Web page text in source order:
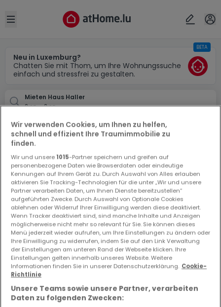
Open sidebar
Neu in Luxemburg?
Chatten Sie mit Thom, um Ihre Wohnungssuche
einfach und stressfrei zu gestalten.
BETA
Mieten Haus Haller
2 sz. - 2 sz.
Suchauftrag
0 2-Schlafzimmer Haus Miet Haus in Haller
Vorschau auf neue Inserate und
Preissenkungen!
Richten Sie einen Alarm für diese Suche ein, um neue
Objekte und Preissenkungen direkt in Ihrem
Posteingang zu erhalten!
Ort
Abbrechen ok
Wir verwenden Cookies, um Ihnen zu helfen,
schnell und effizient Ihre Traumimmobilie zu
finden.
Wir und unsere 1015-Partner speichern und greifen auf
personenbezogene Daten wie Browserdaten oder eindeutige
Kennungen auf Ihrem Gerät zu. Durch Auswahl von Alles erlauben
aktivieren Sie Tracking-Technologien für die unter „Wir und unsere
Partner verarbeiten Daten, um Ihnen Dienste bereitzustellen“
aufgeführten Zwecke. Durch Auswahl von Optionale Cookies
ablehnen oder Widerruf Ihrer Einwilligung werden diese deaktiviert.
Wenn Tracker deaktiviert sind, sind manche Inhalte und Anzeigen
möglicherweise nicht mehr so relevant für Sie. Sie können dieses
Menü jederzeit wieder aufrufen, um Ihre Einstellungen zu ändern oder
Ihre Einwilligung zu widerrufen, indem Sie auf den Link Verwaltung
der Einstellungen am unteren Rand der Webseite klicken. Ihre
Einstellungen gelten innerhalb unseres Website. Weitere
Informationen finden Sie in unserer Datenschutzerklärung. Cookie-
Richtlinie
Unsere Teams sowie unsere Partner, verarbeiten
Daten zu folgenden Zwecken: